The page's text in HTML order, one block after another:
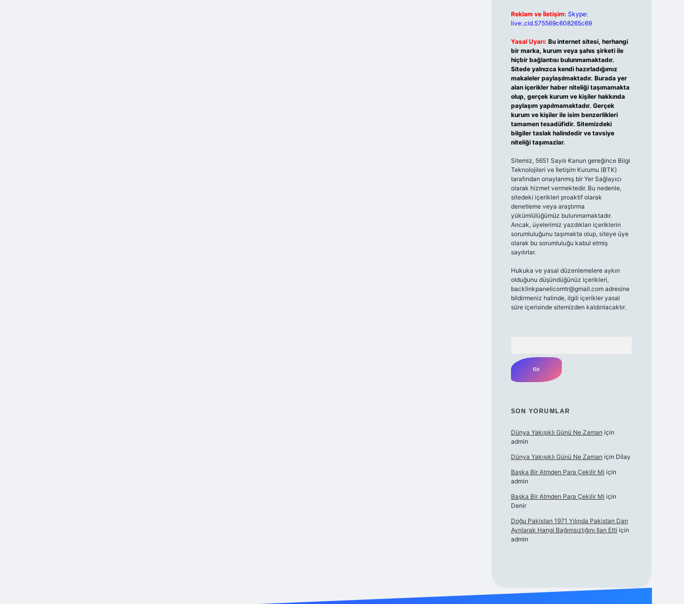
Reklam ve İletişim: Skype:
live:.cid.575569c608265c69
Yasal Uyarı: Bu internet sitesi, herhangi
bir marka, kurum veya şahıs şirketi ile
hiçbir bağlantısı bulunmamaktadır.
Sitede yalnızca kendi hazırladığımız
makaleler paylaşılmaktadır. Burada yer
alan içerikler haber niteliği taşımamakta
olup, gerçek kurum ve kişiler hakkında
paylaşım yapılmamaktadır. Gerçek
kurum ve kişiler ile isim benzerlikleri
tamamen tesadüfidir. Sitemizdeki
bilgiler taslak halindedir ve tavsiye
niteliği taşımazlar.
Sitemiz, 5651 Sayılı Kanun gereğince Bilgi
Teknolojileri ve İletişim Kurumu (BTK)
tarafından onaylanmış bir Yer Sağlayıcı
olarak hizmet vermektedir. Bu nedenle,
sitedeki içerikleri proaktif olarak
denetleme veya araştırma
yükümlülüğümüz bulunmamaktadır.
Ancak, üyelerimiz yazdıkları içeriklerin
sorumluluğunu taşımakta olup, siteye üye
olarak bu sorumluluğu kabul etmiş
sayılırlar.
Hukuka ve yasal düzenlemelere aykırı
olduğunu düşündüğünüz içerikleri,
backlinkpanelicomtr@gmail.comadresine
bildirmeniz halinde, ilgili içerikler yasal
süre içerisinde sitemizden kaldırılacaktır.
SON YORUMLAR
Dünya Yakışıklı Günü Ne Zaman için
admin
Dünya Yakışıklı Günü Ne Zaman için Dilay
Başka Bir Atmden Para Çekilir Mi için
admin
Başka Bir Atmden Para Çekilir Mi için
Denir
Doğu Pakistan 1971 Yılında Pakistan Dan
Ayrılarak Hangi Bağımsızlığını Ilan Etti için
admin